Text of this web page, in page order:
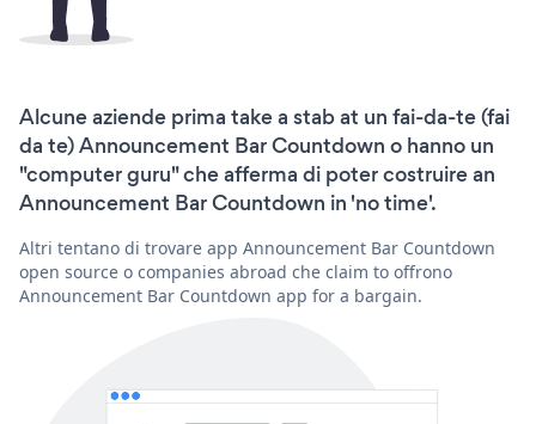
Alcune aziende prima take a stab at un fai-da-te (fai
da te) Announcement Bar Countdown o hanno un
"computer guru" che afferma di poter costruire an
Announcement Bar Countdown in 'no time'.
Altri tentano di trovare app Announcement Bar Countdown
open source o companies abroad che claim to offrono
Announcement Bar Countdown app for a bargain.